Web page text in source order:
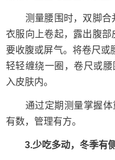
测量腰围时，双脚合
衣服向上卷起，露出腹
要收腹或屏气。将卷尺或
轻轻缠绕一圈，卷尺或
入皮肤内。
通过定期测量掌握体
有数，管理有方。
3.少吃多动，冬季有